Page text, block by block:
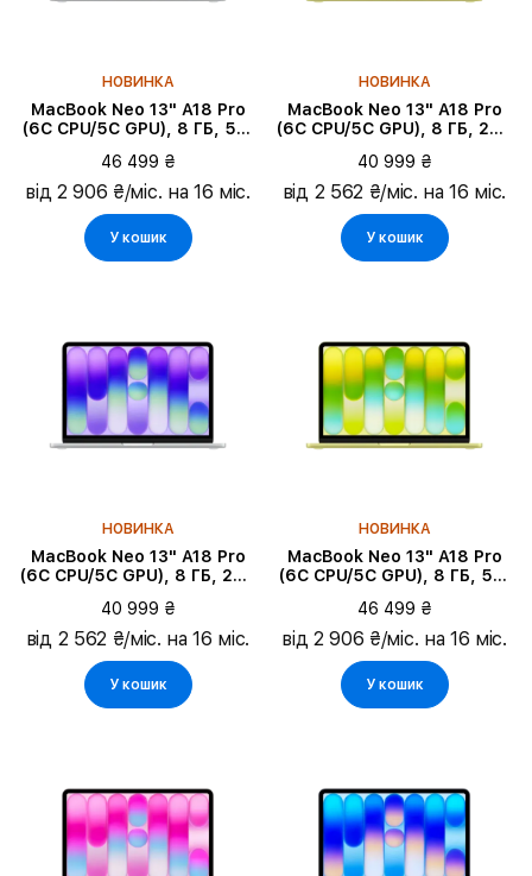
НОВИНКА
MacBook Neo 13" A18 Pro
(6C CPU/5C GPU), 8 ГБ, 512
46 499 ₴
від 2 906 ₴/міс. на 16 міс.
У кошик
НОВИНКА
MacBook Neo 13" A18 Pro
(6C CPU/5C GPU), 8 ГБ, 256
40 999 ₴
від 2 562 ₴/міс. на 16 міс.
У кошик
НОВИНКА
MacBook Neo 13" A18 Pro
(6C CPU/5C GPU), 8 ГБ, 256
40 999 ₴
від 2 562 ₴/міс. на 16 міс.
У кошик
НОВИНКА
MacBook Neo 13" A18 Pro
(6C CPU/5C GPU), 8 ГБ, 512
46 499 ₴
від 2 906 ₴/міс. на 16 міс.
У кошик